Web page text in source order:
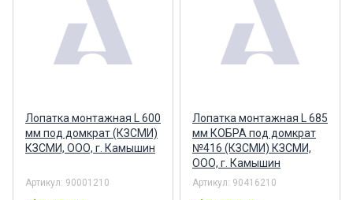
Лопатка монтажная L 600
мм под домкрат (КЗСМИ)
КЗСМИ, ООО, г. Камышин
Артикул: 90001210
Лопатка монтажная L 685
мм КОБРА под домкрат
№416 (КЗСМИ) КЗСМИ,
ООО, г. Камышин
Артикул: 90416210